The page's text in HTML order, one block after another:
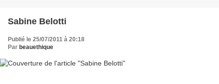
Sabine Belotti
Publié le 25/07/2011 à 20:18
Par beauethique